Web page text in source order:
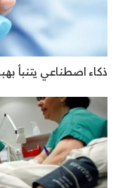
ذكاء اصطناعي يتنبأ بهبوط